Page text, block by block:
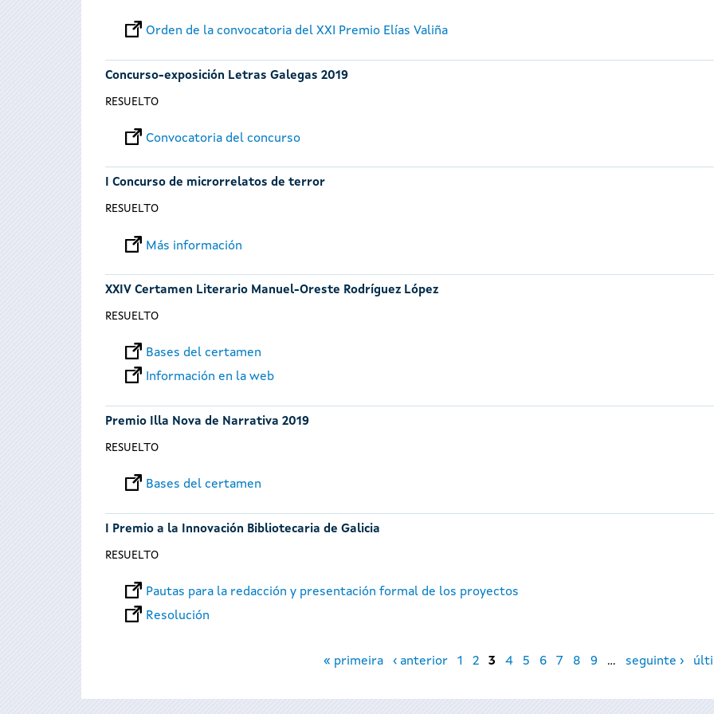
Orden de la convocatoria del XXI Premio Elías Valiña
Concurso-exposición Letras Galegas 2019
RESUELTO
Convocatoria del concurso
I Concurso de microrrelatos de terror
RESUELTO
Más información
XXIV Certamen Literario Manuel-Oreste Rodríguez López
RESUELTO
Bases del certamen
Información en la web
Premio Illa Nova de Narrativa 2019
RESUELTO
Bases del certamen
I Premio a la Innovación Bibliotecaria de Galicia
RESUELTO
Pautas para la redacción y presentación formal de los proyectos
Resolución
« primeira ‹ anterior 1 2 3 4 5 6 7 8 9 … seguinte ›